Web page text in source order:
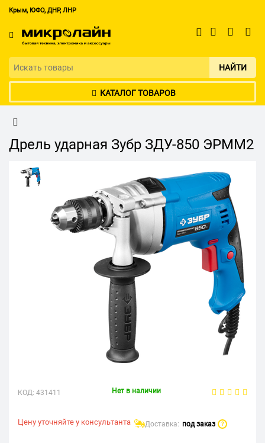
Крым, ЮФО, ДНР, ЛНР
НАЙТИ
КАТАЛОГ ТОВАРОВ
Дрель ударная Зубр ЗДУ-850 ЭРММ2
КОД: 431411 Нет в наличии
Цену уточняйте у консультанта Доставка: под заказ ?